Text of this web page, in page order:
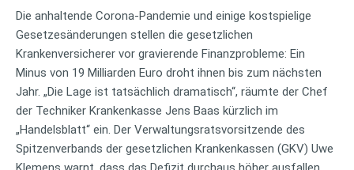
Die anhaltende Corona-Pandemie und einige kostspielige
Gesetzesänderungen stellen die gesetzlichen
Krankenversicherer vor gravierende Finanzprobleme: Ein
Minus von 19 Milliarden Euro droht ihnen bis zum nächsten
Jahr. „Die Lage ist tatsächlich dramatisch“, räumte der Chef
der Techniker Krankenkasse Jens Baas kürzlich im
„Handelsblatt“ ein. Der Verwaltungsratsvorsitzende des
Spitzenverbands der gesetzlichen Krankenkassen (GKV) Uwe